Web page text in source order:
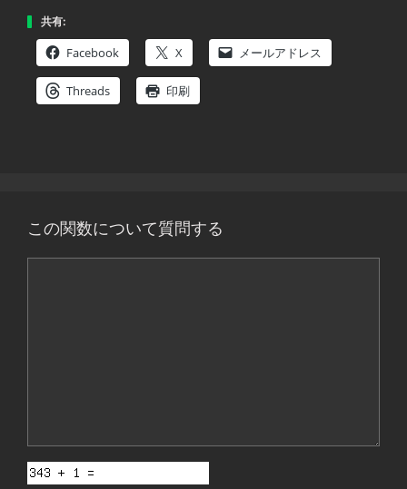
共有:
Facebook X メールアドレス
Threads 印刷
この関数について質問する